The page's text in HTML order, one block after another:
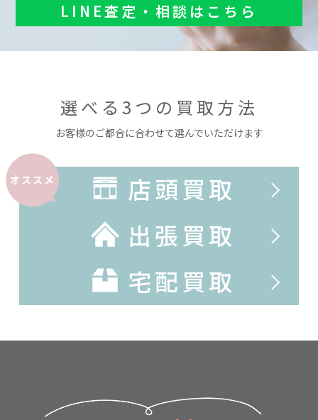
LINE査定・相談はこちら
選べる3つの買取方法
お客様のご都合に合わせて選んでいただけます
オススメ
店頭買取
出張買取
宅配買取